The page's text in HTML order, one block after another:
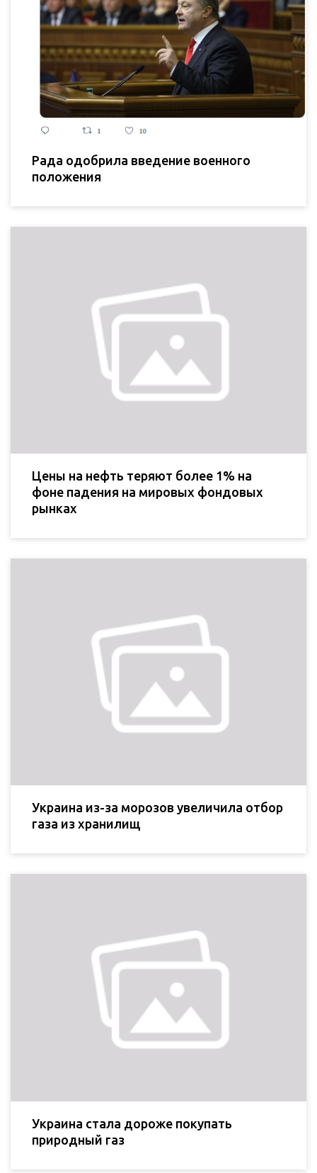
Рада одобрила введение военного
положения
Цены на нефть теряют более 1% на
фоне падения на мировых фондовых
рынках
Украина из-за морозов увеличила отбор
газа из хранилищ
Украина стала дороже покупать
природный газ